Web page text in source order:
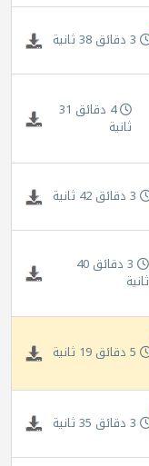
3 دقائق 38 ثانية
4 دقائق 31
ثانية
3 دقائق 42 ثانية
3 دقائق 40
ثانية
5 دقائق 19 ثانية
3 دقائق 35 ثانية